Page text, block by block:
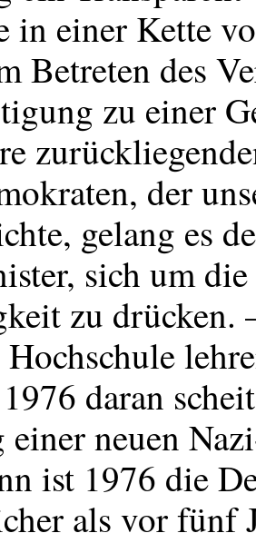
in einer Kette
Betreten des
zu einer
der
gelang es
sich um
zu drücken.
Hochschule
daran
neuen
ist 1976 die
als vor